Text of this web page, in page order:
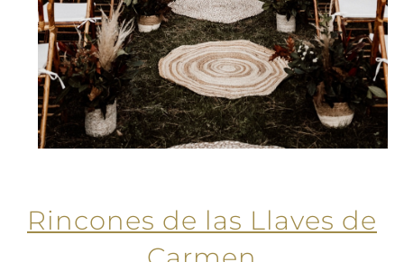
Rincones de las Llaves de